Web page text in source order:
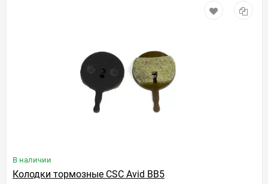
В наличии
Колодки тормозные CSC Avid BB5